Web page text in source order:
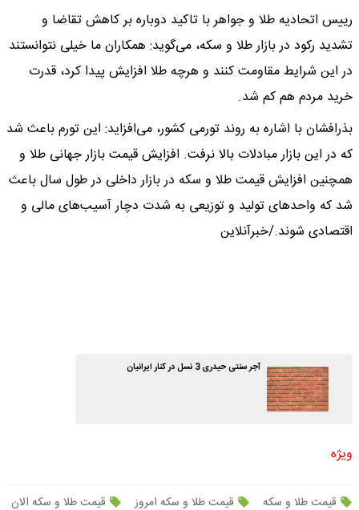
رییس اتحادیه طلا و جواهر با تاکید دوباره بر کاهش تقاضا و
تشدید رکود در بازار طلا و سکه، می‌گوید: همکاران ما خیلی نتوانستند
در این شرایط مقاومت کنند و هرچه طلا افزایش پیدا کرد، قدرت
خرید مردم هم کم شد.
بذرافشان با اشاره به روند تورمی کشور، می‌افزاید: این تورم باعث شد
که در این بازار مبادلات بالا نرفت. افزایش قیمت بازار جهانی طلا و
همچنین افزایش قیمت طلا و سکه در بازار داخلی در طول سال باعث
شد که واحدهای تولید و توزیعی به شدت دچار آسیب‌های مالی و
اقتصادی شوند./خبرآنلاین
آجر سنتی حیدری 3 نسل در کنار ایرانیان
ویژه
قیمت طلا و سکه قیمت طلا و سکه امروز قیمت طلا و سکه الان